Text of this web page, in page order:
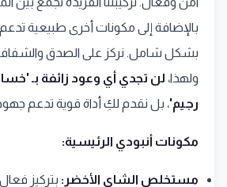
بالإضافة إلى مكونات أخرى طبيعية
بشكل شامل. نركز على الصدق
ولهذا، لن تجدي أي وعود زائفة بـ
رجيم'، بل نقدم لكِ أداة قوية تدعم
مكونات أنبودي الرئيسية:
مستخلص الشاي الأخضر: بتركيز